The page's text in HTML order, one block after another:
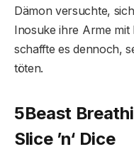
Dämon versuchte,
Inosuke ihre Arme mit
schaffte es dennoch,
töten.
5Beast
Slice ’n‘ Dice